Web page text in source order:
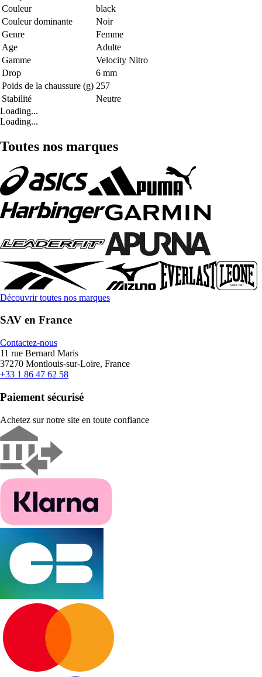
Couleur
black
Couleur dominante
Noir
Genre
Femme
Age
Adulte
Gamme
Velocity Nitro
Drop
6 mm
Poids de la chaussure (g) 257
Stabilité
Neutre
Loading...
Loading...
Toutes nos marques
Découvrir toutes nos marques
SAV en France
Contactez-nous
11 rue Bernard Maris
37270 Montlouis-sur-Loire, France
+33 1 86 47 62 58
Paiement sécurisé
Achetez sur notre site en toute confiance